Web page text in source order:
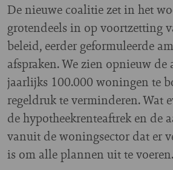
De nieuwe coalitie zet in het
grotendeels in op voortzetting
beleid, eerder geformuleerde
afspraken. We zien opnieuw
jaarlijks 100.000 woningen te
regeldruk te verminderen. Wat
de hypotheekrenteaftrek en de
vanuit de woningsector dat er
is om alle plannen uit te voeren.